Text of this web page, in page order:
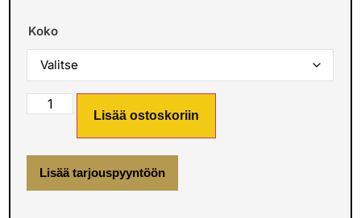
Koko
Lisää ostoskoriin
Lisää tarjouspyyntöön